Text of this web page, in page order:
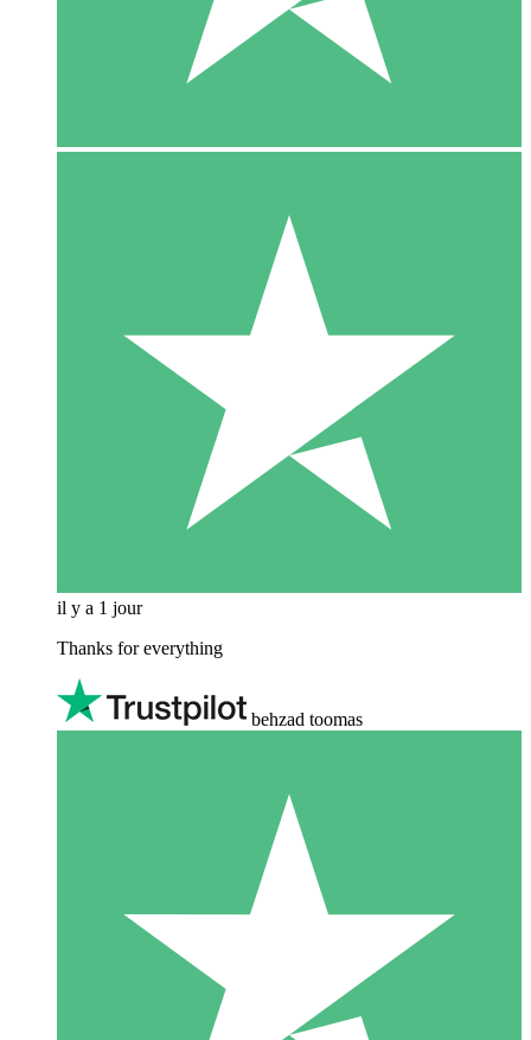
il y a 1 jour
Thanks for everything
behzad toomas